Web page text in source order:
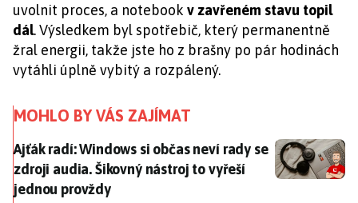
uvolnit proces, a notebook v zavřeném stavu topil
dál. Výsledkem byl spotřebič, který permanentně
žral energii, takže jste ho z brašny po pár hodinách
vytáhli úplně vybitý a rozpálený.
MOHLO BY VÁS ZAJÍMAT
Ajťák radí: Windows si občas neví rady se zdroji
Ajťák radí: Windows si občas neví rady se
zdroji audia. Šikovný nástroj to vyřeší
jednou provždy